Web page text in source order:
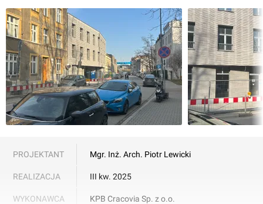
PROJEKTANT Mgr. Inż. Arch. Piotr Lewicki
REALIZACJA III kw. 2025
WYKONAWCA KPB Cracovia Sp. z o.o.